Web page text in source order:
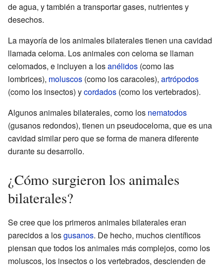
de agua, y también a transportar gases, nutrientes y
desechos.
La mayoría de los animales bilaterales tienen una cavidad
llamada celoma. Los animales con celoma se llaman
celomados, e incluyen a losanélidos (como las
lombrices), moluscos (como los caracoles), artrópodos
(como los insectos) ycordados (como los vertebrados).
Algunos animales bilaterales, como los nematodos
(gusanos redondos), tienen un pseudoceloma, que es una
cavidad similar pero que se forma de manera diferente
durante su desarrollo.
¿Cómo surgieron los animales
bilaterales?
Se cree que los primeros animales bilaterales eran
parecidos a losgusanos. De hecho, muchos científicos
piensan que todos los animales más complejos, como los
moluscos, los insectos o los vertebrados, descienden de